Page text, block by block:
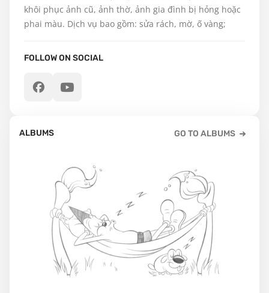
khôi phục ảnh cũ, ảnh thờ, ảnh gia đình bị hỏng hoặc
phai màu. Dịch vụ bao gồm: sửa rách, mờ, ố vàng;
FOLLOW ON SOCIAL
ALBUMS GO TO ALBUMS